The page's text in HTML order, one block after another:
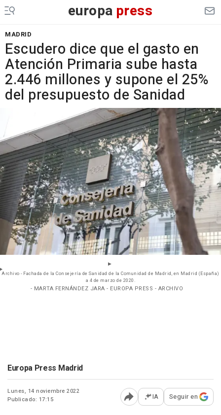
europa press
MADRID
Escudero dice que el gasto en
Atención Primaria sube hasta
2.446 millones y supone el 25%
del presupuesto de Sanidad
Archivo - Fachada de la Consejería de Sanidad de la Comunidad de Madrid, en Madrid (España)
a 4 de marzo de 2020.
- MARTA FERNÁNDEZ JARA - EUROPA PRESS - ARCHIVO
Europa Press Madrid
Lunes, 14 noviembre 2022
Publicado: 17:15
Abrir opciones para
IA Seguir en